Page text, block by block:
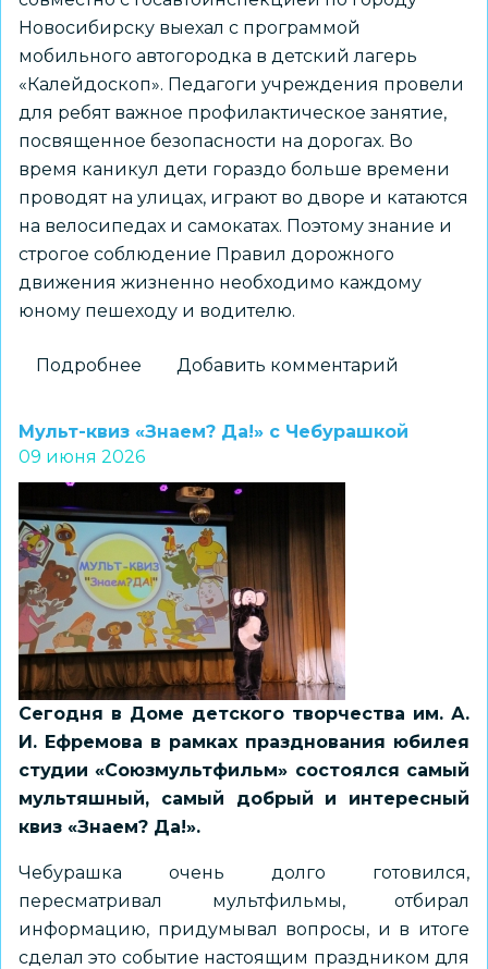
Новосибирску выехал с программой
мобильного автогородка в детский лагерь
«Калейдоскоп». Педагоги учреждения провели
для ребят важное профилактическое занятие,
посвященное безопасности на дорогах. Во
время каникул дети гораздо больше времени
проводят на улицах, играют во дворе и катаются
на велосипедах и самокатах. Поэтому знание и
строгое соблюдение Правил дорожного
движения жизненно необходимо каждому
юному пешеходу и водителю.
Подробнее
автогородок
в
гостях
лагеря
«Калейдоскоп»
Добавить комментарий
Мульт-квиз «Знаем? Да!» с Чебурашкой
09 июня 2026
Сегодня в Доме детского творчества им. А.
И. Ефремова в рамках празднования юбилея
студии «Союзмультфильм» состоялся самый
мультяшный, самый добрый и интересный
квиз «Знаем? Да!».
Чебурашка очень долго готовился,
пересматривал мультфильмы, отбирал
информацию, придумывал вопросы, и в итоге
сделал это событие настоящим праздником для